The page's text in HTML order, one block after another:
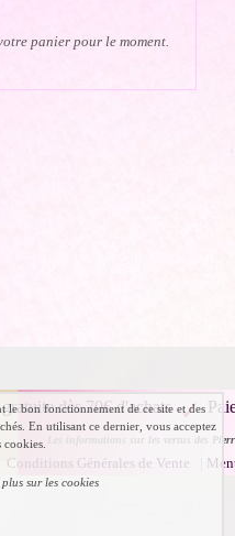
panier pour le moment.
dès 70€ d'achats
Les informations sur les vertus des
Conditions Générales de Vente
le bon fonctionnement de ce site et des
En utilisant ce dernier, vous acceptez
sur les cookies